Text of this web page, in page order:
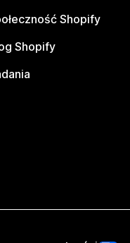
Shopify
Shopify